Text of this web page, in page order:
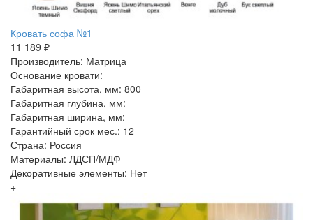
Кровать софа №1
11 189 ₽
Производитель: Матрица
Основание кровати:
Габаритная высота, мм: 800
Габаритная глубина, мм:
Габаритная ширина, мм:
Гарантийный срок мес.: 12
Страна: Россия
Материалы: ЛДСП/МДФ
Декоративные элементы: Нет
+